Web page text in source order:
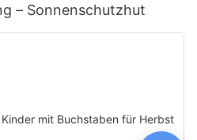
– Sonnenschutzhut